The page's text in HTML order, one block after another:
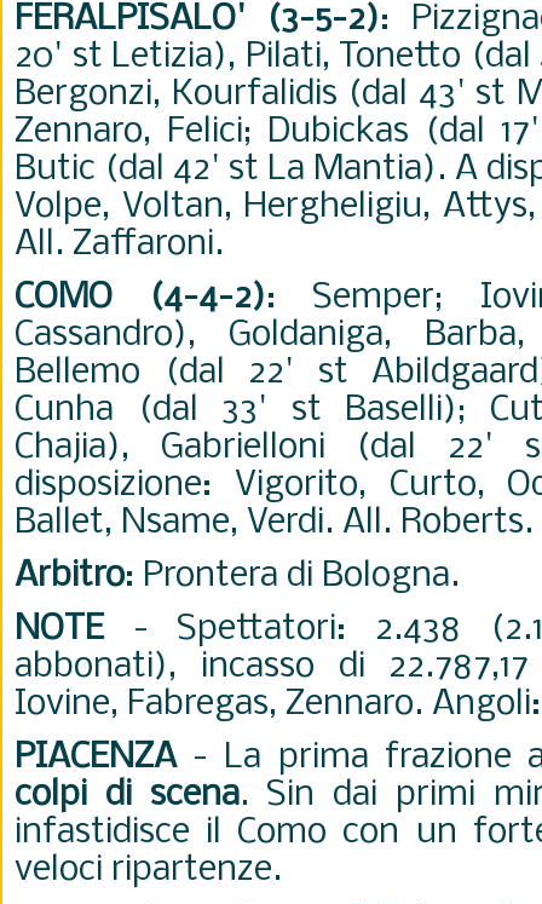
FERALPISALO' (3-5-2):
20' st Letizia), Pilati, Tonetto
Bergonzi, Kourfalidis (dal 43' st
Zennaro, Felici; Dubickas (dal
Butic (dal 42' st La Mantia). A
Volpe, Voltan, Hergheligiu,
All. Zaffaroni.
COMO (4-4-2): Semper;
Cassandro), Goldaniga,
Bellemo (dal 22' st
Cunha (dal 33' st Baselli);
Chajia), Gabrielloni (dal 22'
disposizione: Vigorito, Curto,
Ballet, Nsame, Verdi. All. Roberts.
Arbitro: Prontera di Bologna.
NOTE - Spettatori: 2.438
abbonati), incasso di
Iovine, Fabregas, Zennaro.
PIACENZA- La prima frazione
colpi di scena. Sin dai primi
infastidisce il Como con un
veloci ripartenze.